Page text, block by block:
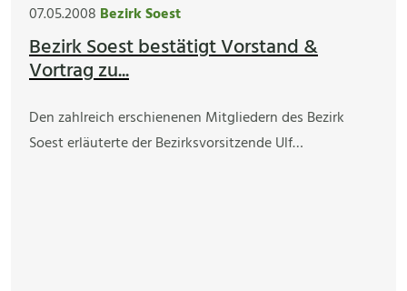
07.05.2008 Bezirk Soest
Bezirk Soest bestätigt Vorstand &
Vortrag zu...
Den zahlreich erschienenen Mitgliedern des Bezirk
Soest erläuterte der Bezirksvorsitzende Ulf…